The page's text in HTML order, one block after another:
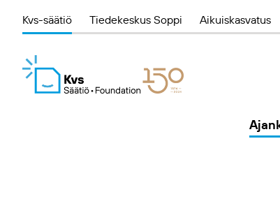
Kvs-säätiö Tiedekeskus Soppi Aikuiskasvatus